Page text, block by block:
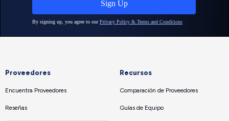
Proveedores
Encuentra Proveedores
Reseñas
Recursos
Comparación de Proveedores
Guías de Equipo